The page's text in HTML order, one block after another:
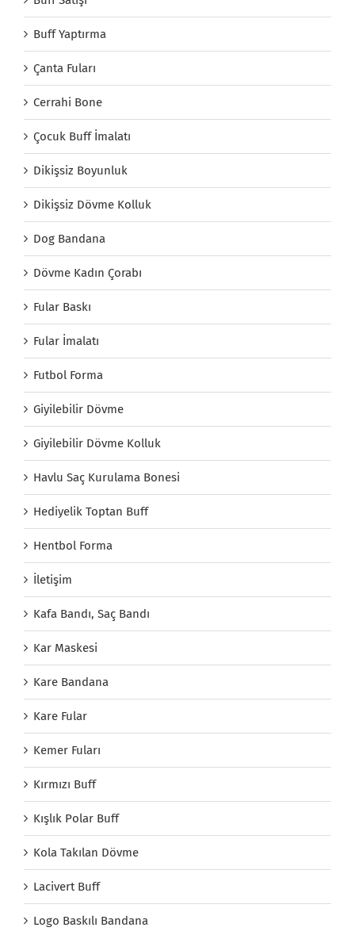
Buff Yaptırma
Çanta Fuları
Cerrahi Bone
Çocuk Buff İmalatı
Dikişsiz Boyunluk
Dikişsiz Dövme Kolluk
Dog Bandana
Dövme Kadın Çorabı
Fular Baskı
Fular İmalatı
Futbol Forma
Giyilebilir Dövme
Giyilebilir Dövme Kolluk
Havlu Saç Kurulama Bonesi
Hediyelik Toptan Buff
Hentbol Forma
İletişim
Kafa Bandı, Saç Bandı
Kar Maskesi
Kare Bandana
Kare Fular
Kemer Fuları
Kırmızı Buff
Kışlık Polar Buff
Kola Takılan Dövme
Lacivert Buff
Logo Baskılı Bandana